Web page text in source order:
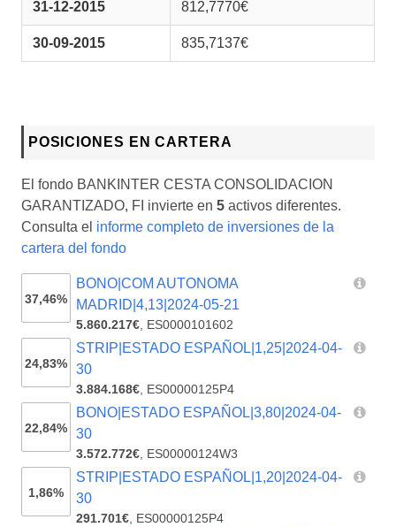
31-12-2015 812,7770€
30-09-2015 835,7137€
POSICIONES EN CARTERA
El fondo BANKINTER CESTA CONSOLIDACION
GARANTIZADO, FI invierte en 5 activos diferentes.
Consulta el informe completo de inversiones de la
cartera del fondo
37,46%
BONO|COM AUTONOMA
MADRID|4,13|2024-05-21
5.860.217€, ES0000101602
24,83%
STRIP|ESTADO ESPAÑOL|1,25|2024-04-
30
3.884.168€, ES00000125P4
22,84%
BONO|ESTADO ESPAÑOL|3,80|2024-04-
30
3.572.772€, ES00000124W3
1,86%
STRIP|ESTADO ESPAÑOL|1,20|2024-04-
30
291.701€, ES00000125P4